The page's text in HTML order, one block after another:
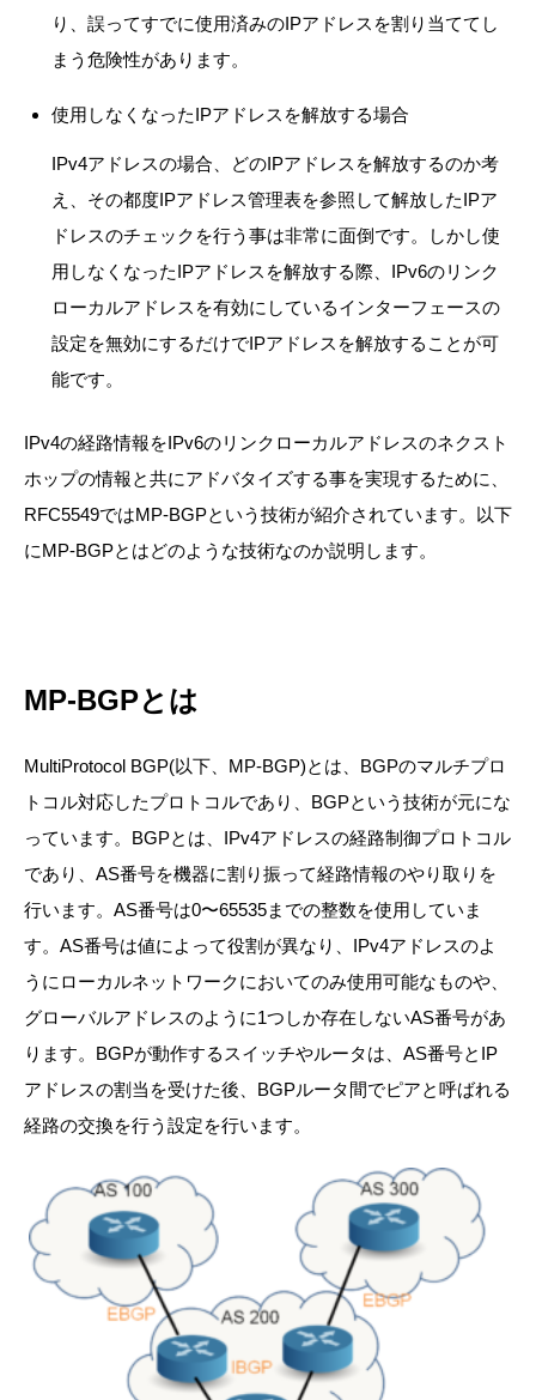
り、誤ってすでに使用済みのIPアドレスを割り当ててし
まう危険性があります。
使用しなくなったIPアドレスを解放する場合
IPv4アドレスの場合、どのIPアドレスを解放するのか考
え、その都度IPアドレス管理表を参照して解放したIPア
ドレスのチェックを行う事は非常に面倒です。しかし使
用しなくなったIPアドレスを解放する際、IPv6のリンク
ローカルアドレスを有効にしているインターフェースの
設定を無効にするだけでIPアドレスを解放することが可
能です。
IPv4の経路情報をIPv6のリンクローカルアドレスのネクスト
ホップの情報と共にアドバタイズする事を実現するために、
RFC5549ではMP-BGPという技術が紹介されています。以下
にMP-BGPとはどのような技術なのか説明します。
MP-BGPとは
MultiProtocol BGP(以下、MP-BGP)とは、BGPのマルチプロ
トコル対応したプロトコルであり、BGPという技術が元にな
っています。BGPとは、IPv4アドレスの経路制御プロトコル
であり、AS番号を機器に割り振って経路情報のやり取りを
行います。AS番号は0〜65535までの整数を使用していま
す。AS番号は値によって役割が異なり、IPv4アドレスのよ
うにローカルネットワークにおいてのみ使用可能なものや、
グローバルアドレスのように1つしか存在しないAS番号があ
ります。BGPが動作するスイッチやルータは、AS番号とIP
アドレスの割当を受けた後、BGPルータ間でピアと呼ばれる
経路の交換を行う設定を行います。